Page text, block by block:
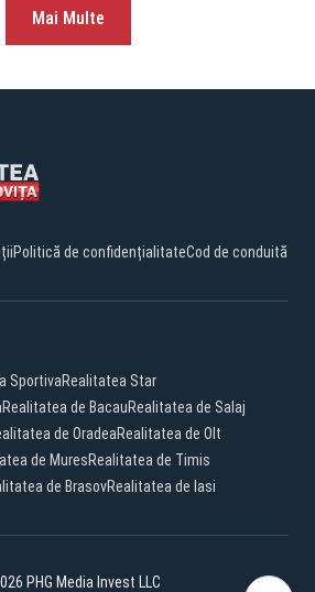
Mai Multe
Politică de confidențialitateCod de conduită
SportivaRealitatea Star
Realitatea de BacauRealitatea de Salaj
de OradeaRealitatea de Olt
de MuresRealitatea de Timis
de BrasovRealitatea de Iasi
PHG Media Invest LLC